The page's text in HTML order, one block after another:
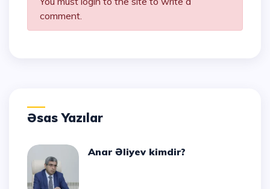
comment.
Əsas Yazılar
Anar Əliyev kimdir?